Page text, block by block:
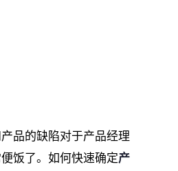
品的缺陷对于产品经理
饭了。如何快速确定产